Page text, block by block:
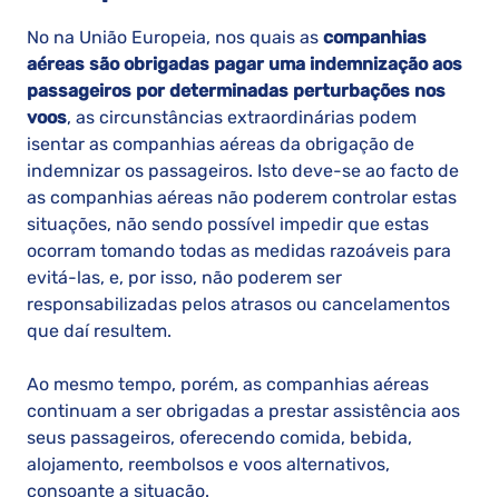
No na União Europeia, nos quais as companhias
aéreas são obrigadas pagar uma indemnização aos
passageiros por determinadas perturbações nos
voos, as circunstâncias extraordinárias podem
isentar as companhias aéreas da obrigação de
indemnizar os passageiros. Isto deve-se ao facto de
as companhias aéreas não poderem controlar estas
situações, não sendo possível impedir que estas
ocorram tomando todas as medidas razoáveis para
evitá-las, e, por isso, não poderem ser
responsabilizadas pelos atrasos ou cancelamentos
que daí resultem.
Ao mesmo tempo, porém, as companhias aéreas
continuam a ser obrigadas a prestar assistência aos
seus passageiros, oferecendo comida, bebida,
alojamento, reembolsos e voos alternativos,
consoante a situação.